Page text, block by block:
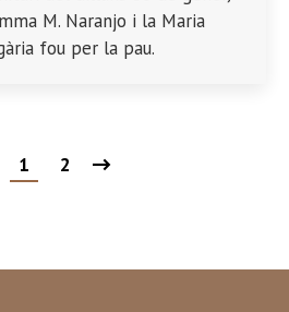
M. Naranjo i la Maria
fou per la pau.
1 2